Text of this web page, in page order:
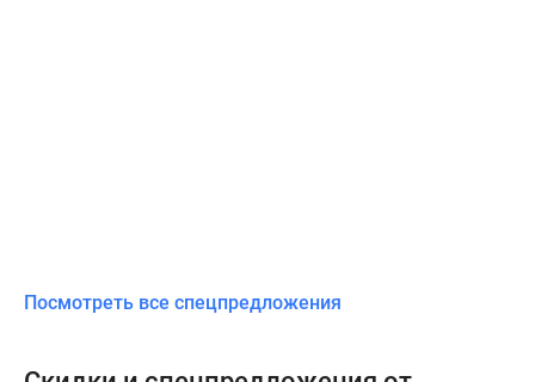
Посмотреть все спецпредложения